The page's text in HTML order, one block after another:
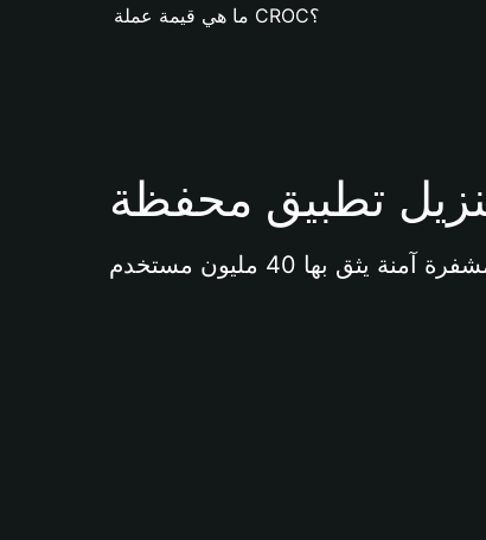
ما هي قيمة عملة CROC؟
بها 40 مليون مستخدم